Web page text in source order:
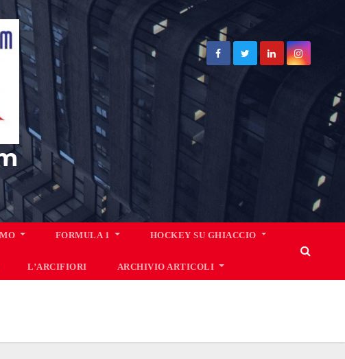
FORMULA 1 HOCKEY SU GHIACCIO
L’ARCIFIORI ARCHIVIO ARTICOLI